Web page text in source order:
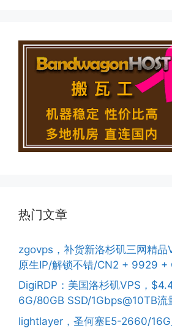
热门文章
zgovps，补货新洛杉矶三网精品
原生IP/解锁不错/CN2 + 9929 +
DigiRDP：美国洛杉矶VPS，
6G/80GB SSD/1Gbps@10TB流
lightlayer，圣何塞E5-2660/